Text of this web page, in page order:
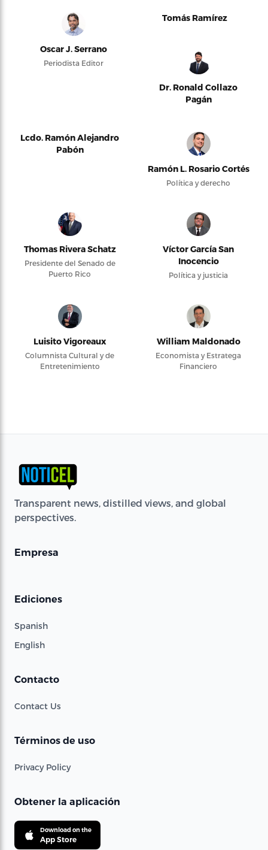
Oscar J. Serrano
Periodista Editor
Tomás Ramírez
Dr. Ronald Collazo
Pagán
Lcdo. Ramón Alejandro
Pabón
Ramón L. Rosario Cortés
Política y derecho
Thomas Rivera Schatz
Presidente del Senado de
Puerto Rico
Víctor García San
Inocencio
Política y justicia
Luisito Vigoreaux
Columnista Cultural y de
Entretenimiento
William Maldonado
Economista y Estratega
Financiero
Transparent news, distilled views, and global
perspectives.
Empresa
Ediciones
Spanish
English
Contacto
Contact Us
Términos de uso
Privacy Policy
Obtener la aplicación
Download on the
App Store